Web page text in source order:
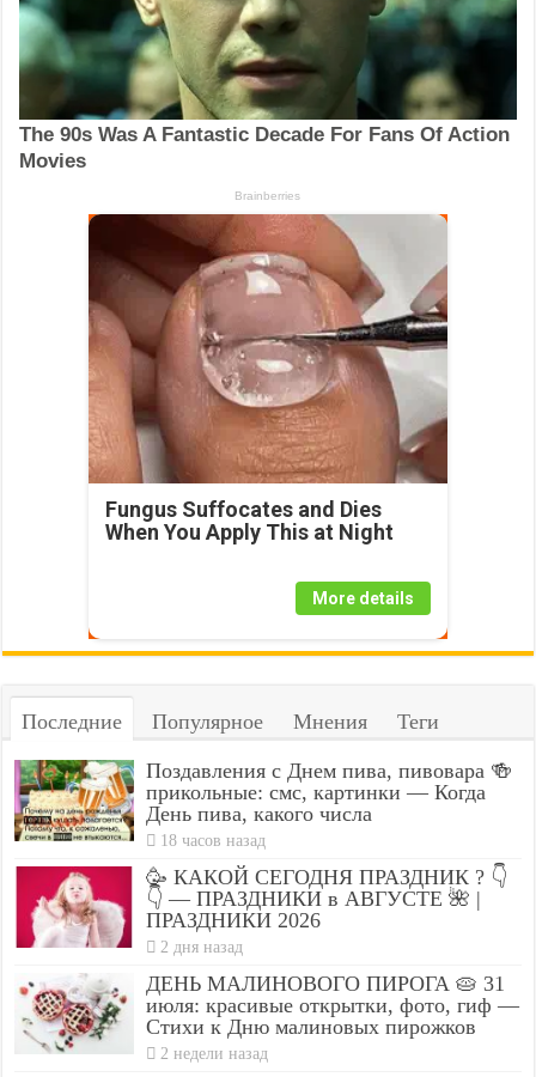
Fungus Suffocates and Dies
When You Apply This at Night
More details
Последние Популярное Мнения Теги
Поздавления с Днем пива, пивовара 🍻
прикольные: смс, картинки — Когда
День пива, какого числа
18 часов назад
🥳 КАКОЙ СЕГОДНЯ ПРАЗДНИК ? 👇
👇 — ПРАЗДНИКИ в АВГУСТЕ 🌺 |
ПРАЗДНИКИ 2026
2 дня назад
ДЕНЬ МАЛИНОВОГО ПИРОГА 🥧 31
июля: красивые открытки, фото, гиф —
Стихи к Дню малиновых пирожков
2 недели назад